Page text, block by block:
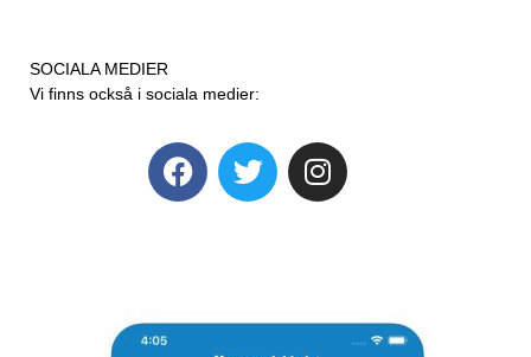
SOCIALA MEDIER
Vi finns också i sociala medier: